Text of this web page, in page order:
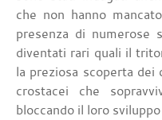
che non hanno
presenza di numerose
diventati rari quali il
la preziosa scoperta
crostacei che
bloccando il loro